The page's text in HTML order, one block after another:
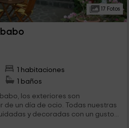
17 Fotos
1 habitaciones
1 baños
los exteriores son
un día de ocio. Todas nuestras
y decoradas con un gusto...